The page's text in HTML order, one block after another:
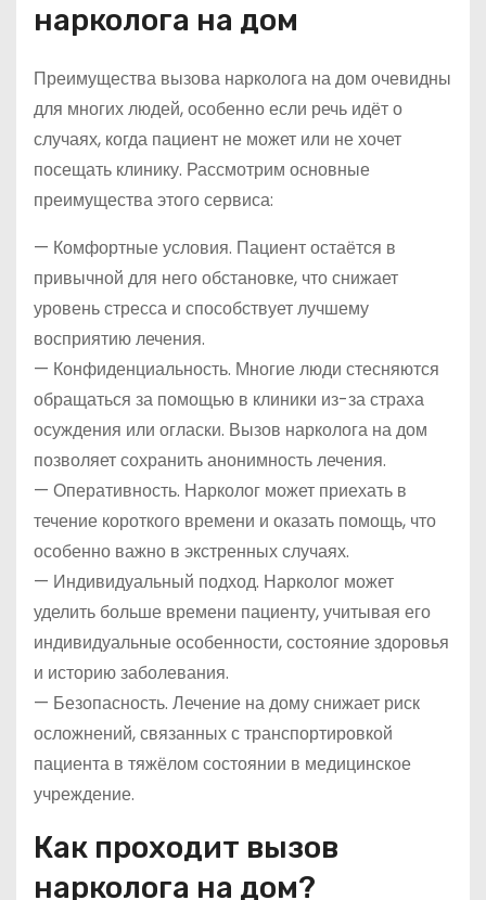
нарколога на дом
Преимущества вызова нарколога на дом очевидны
для многих людей, особенно если речь идёт о
случаях, когда пациент не может или не хочет
посещать клинику. Рассмотрим основные
преимущества этого сервиса:
— Комфортные условия. Пациент остаётся в
привычной для него обстановке, что снижает
уровень стресса и способствует лучшему
восприятию лечения.
— Конфиденциальность. Многие люди стесняются
обращаться за помощью в клиники из-за страха
осуждения или огласки. Вызов нарколога на дом
позволяет сохранить анонимность лечения.
— Оперативность. Нарколог может приехать в
течение короткого времени и оказать помощь, что
особенно важно в экстренных случаях.
— Индивидуальный подход. Нарколог может
уделить больше времени пациенту, учитывая его
индивидуальные особенности, состояние здоровья
и историю заболевания.
— Безопасность. Лечение на дому снижает риск
осложнений, связанных с транспортировкой
пациента в тяжёлом состоянии в медицинское
учреждение.
Как проходит вызов
нарколога на дом?